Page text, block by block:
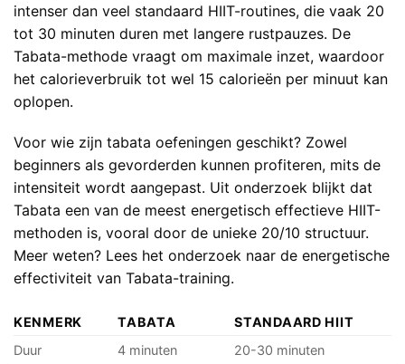
intenser dan veel standaard HIIT-routines, die vaak 20
tot 30 minuten duren met langere rustpauzes. De
Tabata-methode vraagt om maximale inzet, waardoor
het calorieverbruik tot wel 15 calorieën per minuut kan
oplopen.
Voor wie zijn tabata oefeningen geschikt? Zowel
beginners als gevorderden kunnen profiteren, mits de
intensiteit wordt aangepast. Uit onderzoek blijkt dat
Tabata een van de meest energetisch effectieve HIIT-
methoden is, vooral door de unieke 20/10 structuur.
Meer weten? Lees het onderzoek naar de energetische
effectiviteit van Tabata-training.
KENMERK TABATA
STANDAARD HIIT
Duur
4 minuten
20-30 minuten